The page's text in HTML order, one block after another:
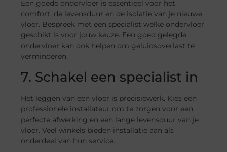
Een goede ondervloer is essentieel voor het
comfort, de levensduur en de isolatie van je nieuwe
vloer. Bespreek met een specialist welke ondervloer
geschikt is voor jouw keuze. Een goed gelegde
ondervloer kan ook helpen om geluidsoverlast te
verminderen.
7. Schakel een specialist in
Het leggen van een vloer is precisiewerk. Kies een
professionele installateur om te zorgen voor een
perfecte afwerking en een lange levensduur van je
vloer. Veel winkels bieden installatie aan als
onderdeel van hun service.